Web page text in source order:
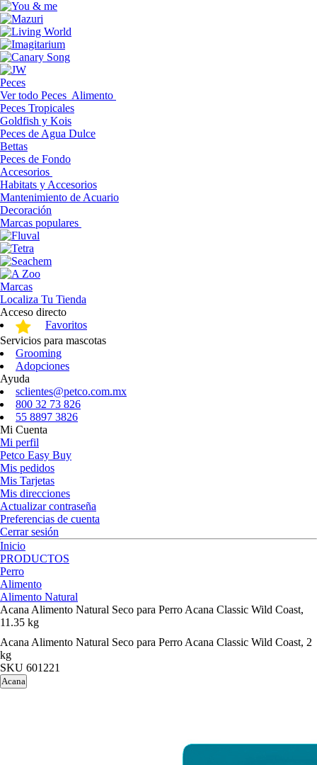
Peces
Ver todo Peces Alimento
Peces Tropicales
Goldfish y Kois
Peces de Agua Dulce
Bettas
Peces de Fondo
Accesorios
Habitats y Accesorios
Mantenimiento de Acuario
Decoración
Marcas populares
Marcas
Localiza Tu Tienda
Acceso directo
Favoritos
Servicios para mascotas
Grooming
Adopciones
Ayuda
sclientes@petco.com.mx
800 32 73 826
55 8897 3826
Mi Cuenta
Mi perfil
Petco Easy Buy
Mis pedidos
Mis Tarjetas
Mis direcciones
Actualizar contraseña
Preferencias de cuenta
Cerrar sesión
Inicio
PRODUCTOS
Perro
Alimento
Alimento Natural
Acana Alimento Natural Seco para Perro Acana Classic Wild Coast,
11.35 kg
Acana Alimento Natural Seco para Perro Acana Classic Wild Coast, 2
kg
SKU 601221
Acana